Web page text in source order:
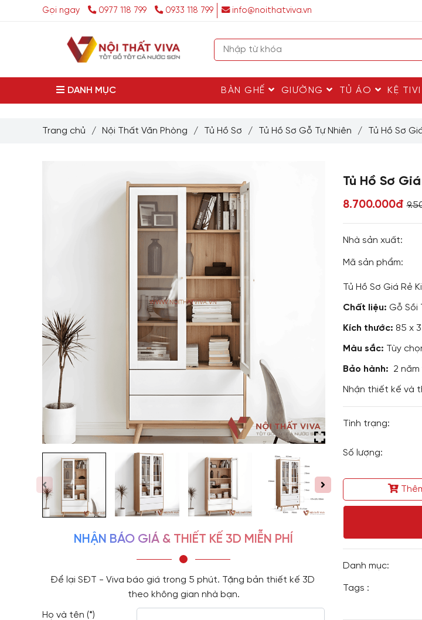
Gọi ngay 0977 118 799 0933 118 799 info@noithatviva.vn
DANH MỤC BÀN GHẾ GIƯỜNG TỦ ÁO KỆ TIVI
Trang chủ / Nội Thất Văn Phòng / Tủ Hồ Sơ / Tủ Hồ Sơ Gỗ Tự Nhiên / Tủ Hồ Sơ
NHẬN BÁO GIÁ & THIẾT KẾ 3D MIỄN PHÍ
Để lại SĐT - Viva báo giá trong 5 phút. Tặng bản thiết kế 3D
theo không gian nhà bạn.
Họ và tên (*)
Tủ Hồ Sơ
8.700.000đ
Nhà sản xuất:
Mã sản phẩm:
Tủ Hồ Sơ Giá Rẻ
Chất liệu: Gỗ Sồi
Kích thước: 85 x
Màu sắc: Tùy
Bảo hành: 2
Nhận thiết kế và
Tình trạng:
Số lượng:
Danh mục:
Tags :